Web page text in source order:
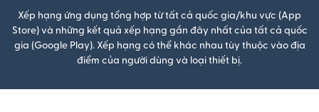
Xếp hạng ứng dụng tổng hợp từ tất cả quốc gia/khu vực (App
Store) và những kết quả xếp hạng gần đây nhất của tất cả quốc
gia (Google Play). Xếp hạng có thể khác nhau tùy thuộc vào địa
điểm của người dùng và loại thiết bị.